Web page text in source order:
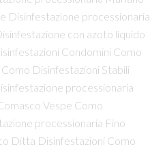
Disinfestazione processionaria
con azoto liquido
Condomini Como
Disinfestazioni Stabili
processionaria
Vespe Como
processionaria Fino
Ditta Disinfestazioni Como